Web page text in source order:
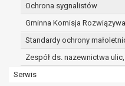
Ochrona sygnalistów
Gminna Komisja
Standardy ochrony
Zespół ds. nazewnictwa
Serwis
z
dotyczą,
danych,